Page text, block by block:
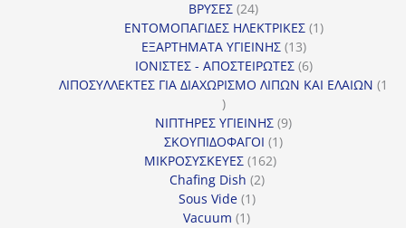
ΒΡΥΣΕΣ 2424
προϊόντα
ΕΝΤΟΜΟΠΑΓΙΔΕΣ ΗΛΕΚΤΡΙΚΕΣ 11
ΕΞΑΡΤΗΜΑΤΑ ΥΓΙΕΙΝΗΣ 1313
προϊόντα
ΙΟΝΙΣΤΕΣ - ΑΠΟΣΤΕΙΡΩΤΕΣ 66
προϊόντα
ΛΙΠΟΣΥΛΛΕΚΤΕΣ ΓΙΑ ΔΙΑΧΩΡΙΣΜΟ ΛΙΠΩΝ ΚΑΙ ΕΛΑΙΩΝ 1
1
προϊόν
ΝΙΠΤΗΡΕΣ ΥΓΙΕΙΝΗΣ 99
ΣΚΟΥΠΙΔΟΦΑΓΟΙ 11
ΜΙΚΡΟΣΥΣΚΕΥΕΣ 162162
Chafing Dish 22
Sous Vide 11
Vacuum 11